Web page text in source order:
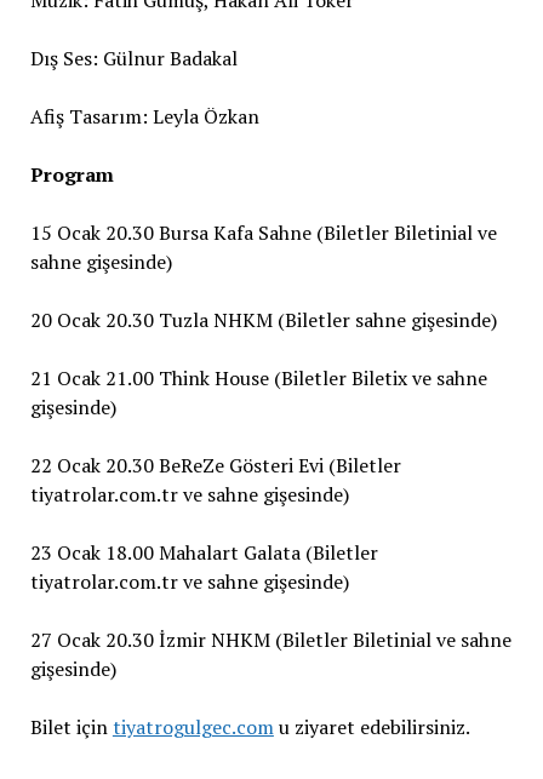
Dış Ses: Gülnur Badakal
Afiş Tasarım: Leyla Özkan
Program
15 Ocak 20.30 Bursa Kafa Sahne (Biletler Biletinial ve
sahne gişesinde)
20 Ocak 20.30 Tuzla NHKM (Biletler sahne gişesinde)
21 Ocak 21.00 Think House (Biletler Biletix ve sahne
gişesinde)
22 Ocak 20.30 BeReZe Gösteri Evi (Biletler
tiyatrolar.com.tr ve sahne gişesinde)
23 Ocak 18.00 Mahalart Galata (Biletler
tiyatrolar.com.tr ve sahne gişesinde)
27 Ocak 20.30 İzmir NHKM (Biletler Biletinial ve sahne
gişesinde)
Bilet içintiyatrogulgec.comu ziyaret edebilirsiniz.